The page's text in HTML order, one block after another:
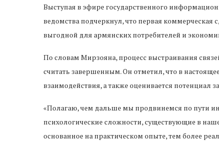
Выступая в эфире государственного
ведомства подчеркнул, что первая коммерческая
выгодной для армянских потребителей и
По словам Мирзояна, процесс выстраивания
считать завершенным. Он отметил, что в
взаимодействия, а также оценивается потенциал
«Полагаю, чем дальше мы продвинемся по пути
психологические сложности, существующие в
основанное на практическом опыте, тем более